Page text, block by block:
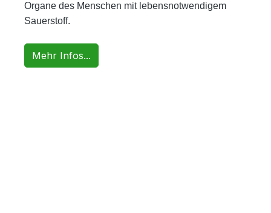
Organe des Menschen mit lebensnotwendigem
Sauerstoff.
Mehr Infos...